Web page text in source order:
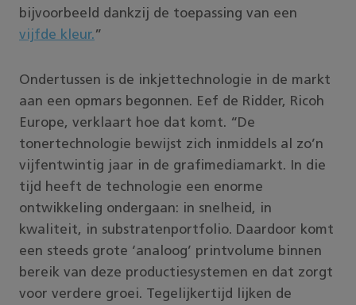
bijvoorbeeld dankzij de toepassing van een
vijfde kleur.”
Ondertussen is de inkjettechnologie in de markt
aan een opmars begonnen. Eef de Ridder, Ricoh
Europe, verklaart hoe dat komt. “De
tonertechnologie bewijst zich inmiddels al zo’n
vijfentwintig jaar in de grafimediamarkt. In die
tijd heeft de technologie een enorme
ontwikkeling ondergaan: in snelheid, in
kwaliteit, in substratenportfolio. Daardoor komt
een steeds grote ‘analoog’ printvolume binnen
bereik van deze productiesystemen en dat zorgt
voor verdere groei. Tegelijkertijd lijken de